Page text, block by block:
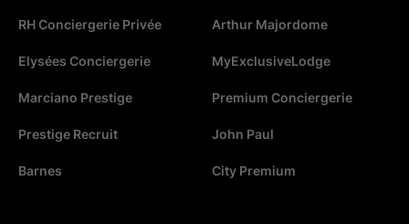
RH Conciergerie Privée Arthur Majordome
Elysées Conciergerie MyExclusiveLodge
Marciano Prestige Premium Conciergerie
Prestige Recruit John Paul
Barnes City Premium